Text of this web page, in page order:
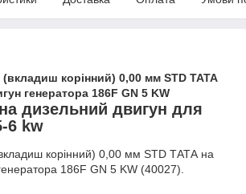
(вкладиш корінний) 0,00 мм STD ТАТА
генератора 186F GN 5 KW
дизельний двигун для
6 kw
корінний) 0,00 мм STD ТАТА на
186F GN 5 KW (40027).